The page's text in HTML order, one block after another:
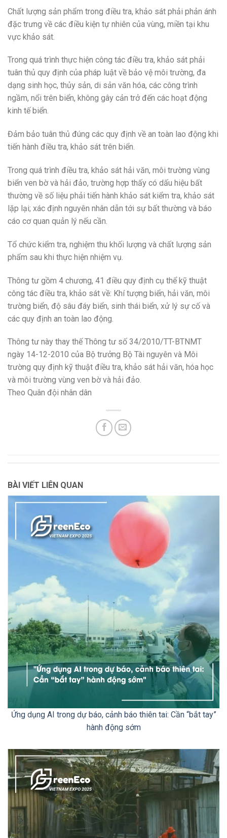
Chất lượng sản phẩm trong điều tra, khảo sát phải phản ánh
đặc trưng về các điều kiện tự nhiên của vùng, miền tại khu
vực khảo sát.
Trong quá trình thực hiện công tác điều tra, khảo sát phải
tuân thủ quy định của pháp luật về bảo vệ môi trường, đa
dạng sinh học, thủy sản, di sản văn hóa, các công trình
ngầm, nổi trên biển, không gây cản trở đến các hoạt động
kinh tế biển.
Đảm bảo tuân thủ đúng các quy định về an toàn lao động khi
tiến hành điều tra, khảo sát trên biển.
Trong quá trình điều tra, khảo sát hải văn, môi trường vùng
biển ven bờ và hải đảo, trường hợp thấy có dấu hiệu bất
thường về số liệu phải tiến hành khảo sát kiểm tra, khảo sát
lặp lại; xác định nguyên nhân dẫn tới sự bất thường và báo
cáo cơ quan quản lý nếu cần.
Tổ chức kiểm tra, nghiệm thu khối lượng và chất lượng sản
phẩm sau khi thực hiện nhiệm vụ.
Thông tư gồm 4 chương, 41 điều quy định cụ thể kỹ thuật
công tác điều tra, khảo sát về: Khí tượng biển, hải văn, môi
trường biển, độ sâu đáy biển, sinh thái biển, xử lý sự cố và
các quy định an toàn lao động.
Thông tư này thay thế Thông tư số 34/2010/TT-BTNMT
ngày 14-12-2010 của Bộ trưởng Bộ Tài nguyên và Môi
trường quy định kỹ thuật điều tra, khảo sát hải văn, hóa học
và môi trường vùng ven bờ và hải đảo.
Theo Quân đội nhân dân
BÀI VIẾT LIÊN QUAN
Ứng dụng AI trong dự báo, cảnh báo thiên tai: Cần “bắt tay”
hành động sớm